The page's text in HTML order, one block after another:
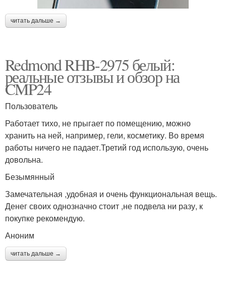
читать дальше →
Redmond RHB-2975 белый:
реальные отзывы и обзор на
CMP24
Пользователь
Работает тихо, не прыгает по помещению, можно
хранить на ней, например, гели, косметику. Во время
работы ничего не падает.Третий год использую, очень
довольна.
Безымянный
Замечательная ,удобная и очень функциональная вещь.
Денег своих однозначно стоит ,не подвела ни разу, к
покупке рекомендую.
Аноним
читать дальше →